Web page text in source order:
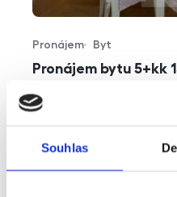
Souhlas
Pronájem bytu 5+kk
Typ nabídky
Pronájem
Typ nemovitosti
Byt
funkce
parkování sklep